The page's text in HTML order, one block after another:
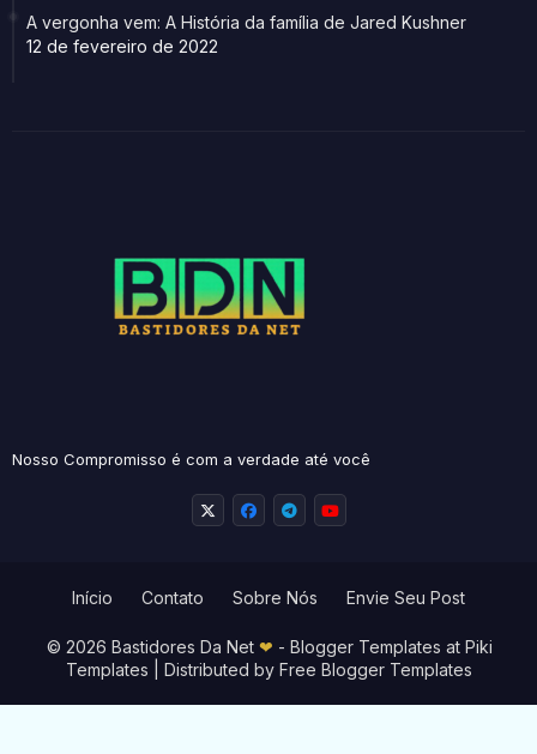
A vergonha vem: A História da família de Jared Kushner
12 de fevereiro de 2022
Nosso Compromisso é com a verdade até você
© 2026 Bastidores Da Net ❤ - Blogger Templates at Piki
Templates | Distributed by Free Blogger Templates
Início Contato Sobre Nós Envie Seu Post